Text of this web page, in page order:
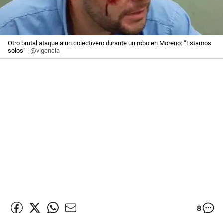
Otro brutal ataque a un colectivero durante un robo en Moreno: “Estamos
solos” | @vigencia_
8